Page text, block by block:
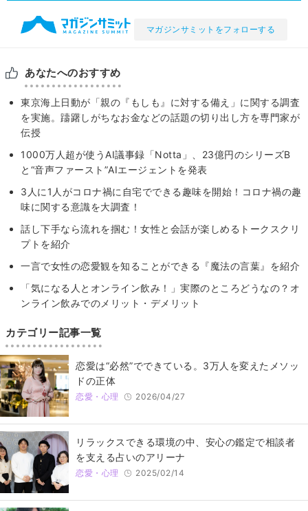
マガジンサミットをフォローする
あなたへのおすすめ
東京海上⽇動が「親の『もしも』に対する備え」に関する調査
を実施。躊躇しがちなお金などの話題の切り出し方を専門家が
伝授
1000万人超が使うAI議事録「Notta」、23億円のシリーズB
と“音声ファースト”AIエージェントを発表
3人に1人がコロナ禍に自宅でできる趣味を開始！コロナ禍の趣
味に関する意識を大調査！
話し下手なら流れを掴む！女性と会話が楽しめるトークスクリ
プトを紹介
一言で女性の恋愛観を知ることができる『魔法の言葉』を紹介
「気になる人とオンライン飲み！」実際のところどうなの？オ
ンライン飲みでのメリット・デメリット
カテゴリー記事一覧
恋愛は“必然”でできている。3万人を変えたメソッ
ドの正体
恋愛・心理 2026/04/27
リラックスできる環境の中、安心の鑑定で相談者
を支える占いのアリーナ
恋愛・心理 2025/02/14